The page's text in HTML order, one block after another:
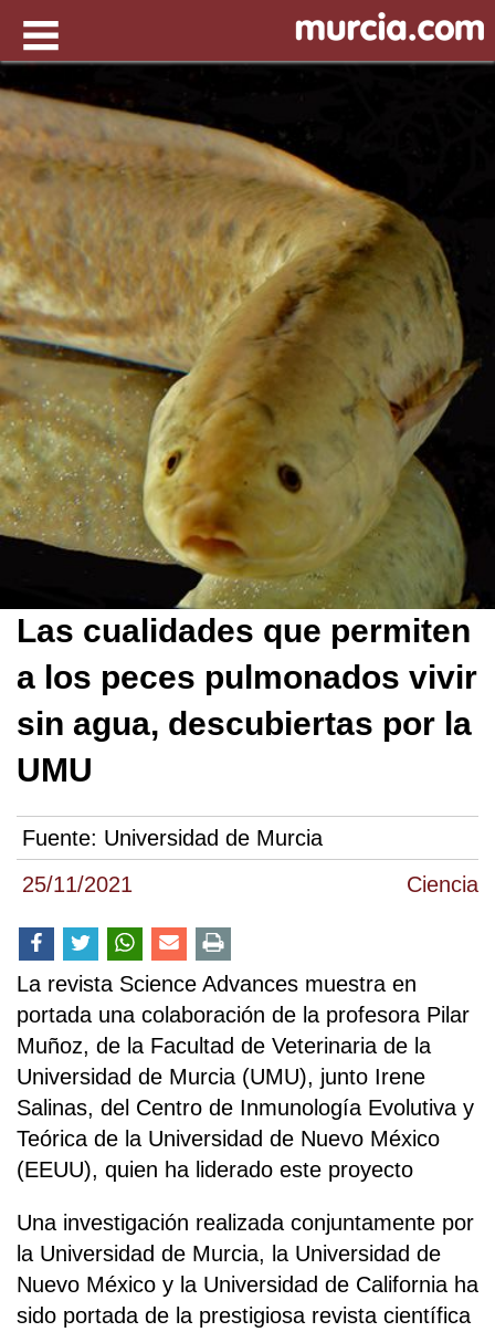
25/11/2021 Ciencia
Las cualidades que permiten
a los peces pulmonados vivir
sin agua, descubiertas por la
UMU
Fuente: Universidad de Murcia
La revista Science Advances muestra en
portada una colaboración de la profesora Pilar
Muñoz, de la Facultad de Veterinaria de la
Universidad de Murcia (UMU), junto Irene
Salinas, del Centro de Inmunología Evolutiva y
Teórica de la Universidad de Nuevo México
(EEUU), quien ha liderado este proyecto
Una investigación realizada conjuntamente por
la Universidad de Murcia, la Universidad de
Nuevo México y la Universidad de California ha
sido portada de la prestigiosa revista científica